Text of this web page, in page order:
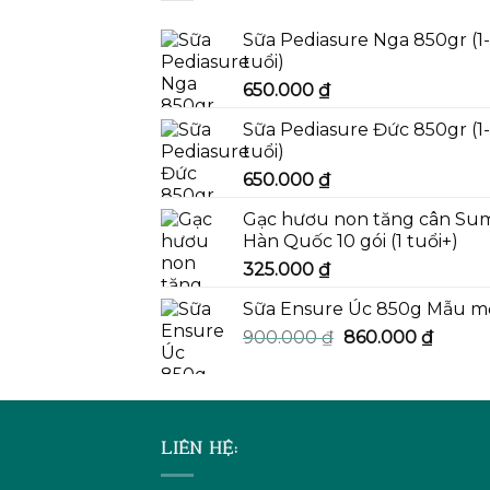
Sữa Pediasure Nga 850gr
tuổi)
650.000 ₫
Sữa Pediasure Đức 850gr (1-
tuổi)
650.000 ₫
Gạc hươu non tăng cân
Hàn Quốc 10 gói (1 tuổi+)
325.000 ₫
Sữa Ensure Úc 850g Mẫu
900.000₫ Giá
900.000 ₫.
860.000 ₫Giá
là:
LIÊN HỆ: